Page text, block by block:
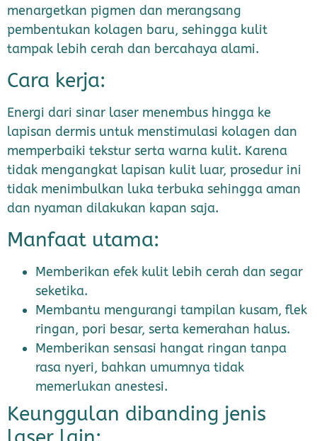
menargetkan pigmen dan merangsang
pembentukan kolagen baru, sehingga kulit
tampak lebih cerah dan bercahaya alami.
Cara kerja:
Energi dari sinar laser menembus hingga ke
lapisan dermis untuk menstimulasi kolagen dan
memperbaiki tekstur serta warna kulit. Karena
tidak mengangkat lapisan kulit luar, prosedur ini
tidak menimbulkan luka terbuka sehingga aman
dan nyaman dilakukan kapan saja.
Manfaat utama:
Memberikan efek kulit lebih cerah dan segar
seketika.
Membantu mengurangi tampilan kusam, flek
ringan, pori besar, serta kemerahan halus.
Memberikan sensasi hangat ringan tanpa
rasa nyeri, bahkan umumnya tidak
memerlukan anestesi.
Keunggulan dibanding jenis